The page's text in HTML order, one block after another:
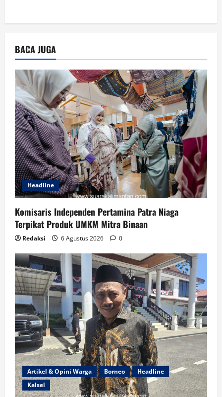
BACA JUGA
Headline
Komisaris Independen Pertamina Patra Niaga
Terpikat Produk UMKM Mitra Binaan
Redaksi 6 Agustus 2026 0
Artikel & Opini Warga Borneo
Headline
Kalsel